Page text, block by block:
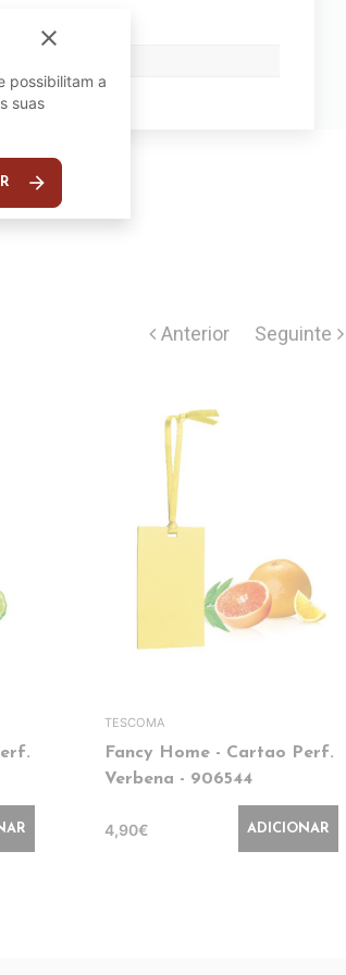
TESCOMA
Fancy Home - Cartao Perf.
Verbena - 906544
4,90€ ADICIONAR
close
possibilitam a
suas
arrow_forward